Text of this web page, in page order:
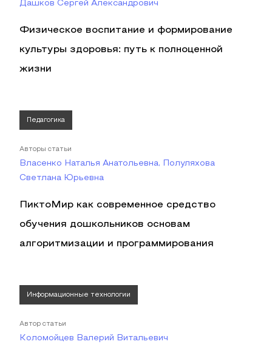
Дашков Сергей Александрович
Физическое воспитание и формирование
культуры здоровья: путь к полноценной
жизни
Педагогика
Авторы статьи
Власенко Наталья Анатольевна, Полуляхова
Светлана Юрьевна
ПиктоМир как современное средство
обучения дошкольников основам
алгоритмизации и программирования
Информационные технологии
Автор статьи
Коломойцев Валерий Витальевич